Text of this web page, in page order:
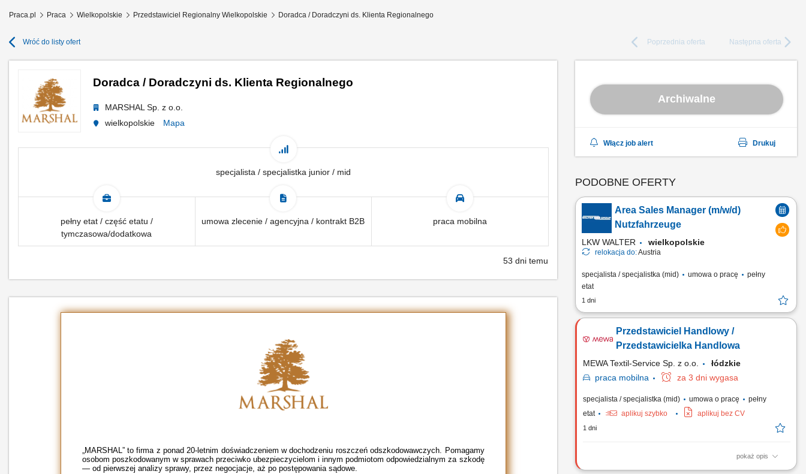
Praca.pl Praca Wielkopolskie Przedstawiciel Regionalny Wielkopolskie Doradca / Doradczyni ds. Klienta Regionalnego
Wróć do listy ofert Poprzednia oferta Następna oferta
Doradca / Doradczyni ds. Klienta Regionalnego
MARSHAL Sp. z o.o.
wielkopolskie
Mapa
specjalista / specjalistka junior / mid
pełny etat / część etatu /
tymczasowa/dodatkowa
umowa zlecenie / agencyjna / kontrakt B2B praca mobilna
53 dni temu
„MARSHAL” to firma z ponad 20-letnim doświadczeniem w dochodzeniu roszczeń odszkodowawczych. Pomagamy
osobom poszkodowanym w sprawach przeciwko ubezpieczycielom i innym podmiotom odpowiedzialnym za szkodę
— od pierwszej analizy sprawy, przez negocjacje, aż po postępowania sądowe.
Archiwalne
Włącz job alert Drukuj
PODOBNE OFERTY
Area Sales Manager (m/w/d)
Nutzfahrzeuge
LKW WALTER wielkopolskie
relokacja do:Austria
specjalista / specjalistka (mid) umowa o pracę
pełny
etat
1 dni
Przedstawiciel Handlowy /
Przedstawicielka Handlowa
MEWA Textil-Service Sp. z o.o.
łódzkie
praca mobilna za 3 dni wygasa
specjalista / specjalistka (mid) umowa o pracę
pełny
etat
aplikuj szybko aplikuj bez CV
1 dni
pokaż opis
Zadania: Aktywne budowanie bazy klientów biznesowych w